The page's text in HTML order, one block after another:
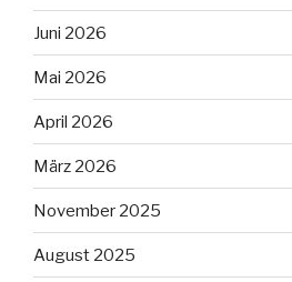
Juni 2026
Mai 2026
April 2026
März 2026
November 2025
August 2025